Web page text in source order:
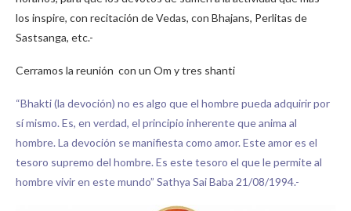
los inspire, con recitación de Vedas, con Bhajans, Perlitas de
Sastsanga, etc.-
Cerramos la reunión con un Om y tres shanti
“Bhakti (la devoción) no es algo que el hombre pueda adquirir por
sí mismo. Es, en verdad, el principio inherente que anima al
hombre. La devoción se manifiesta como amor. Este amor es el
tesoro supremo del hombre. Es este tesoro el que le permite al
hombre vivir en este mundo” Sathya Sai Baba 21/08/1994.-